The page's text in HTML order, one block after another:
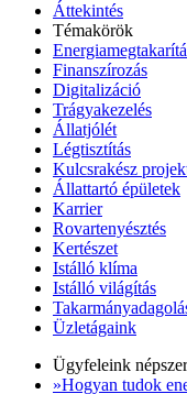
Áttekintés
Témakörök
Finanszírozás
Digitalizáció
Trágyakezelés
Állatjólét
Légtisztítás
Kulcsrakész
Állattartó épületek
Karrier
Rovartenyésztés
Kertészet
Istálló klíma
Istálló világítás
Üzletágaink
Ügyfeleink
»Hogyan tudok